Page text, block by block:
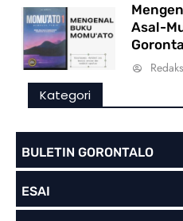
Asal-
Kategori
BULETIN GORONTALO
ESAI